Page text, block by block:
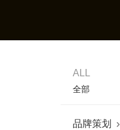
ALL
全部
品牌策划 